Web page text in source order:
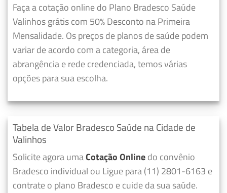
Faça a cotação online do Plano Bradesco Saúde
Valinhos grátis com 50% Desconto na Primeira
Mensalidade. Os preços de planos de saúde podem
variar de acordo com a categoria, área de
abrangência e rede credenciada, temos várias
opções para sua escolha.
Tabela de Valor Bradesco Saúde na Cidade de
Valinhos
Solicite agora umaCotação Onlinedo convênio
Bradesco individual ou Ligue para (11) 2801-6163 e
contrate o plano Bradesco e cuide da sua saúde.